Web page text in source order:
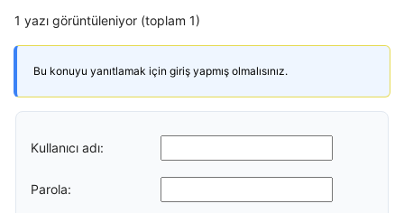
1 yazı görüntüleniyor (toplam 1)
Bu konuyu yanıtlamak için giriş yapmış olmalısınız.
Kullanıcı adı:
Parola: